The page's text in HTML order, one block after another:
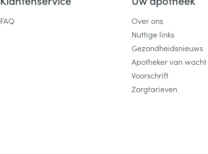
FAQ
Over ons
Nuttige links
Gezondheidsnieuws
Apotheker van wacht
Voorschrift
Zorgtarieven